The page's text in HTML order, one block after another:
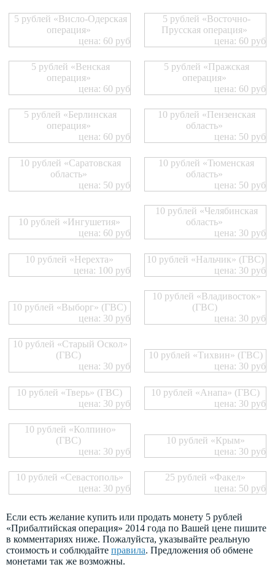
5 рублей «Висло-Одерская
операция»
цена: 60 руб
5 рублей «Восточно-
Прусская операция»
цена: 60 руб
5 рублей «Венская
операция»
цена: 60 руб
5 рублей «Пражская
операция»
цена: 60 руб
5 рублей «Берлинская
операция»
цена: 60 руб
10 рублей «Пензенская
область»
цена: 50 руб
10 рублей «Саратовская
область»
цена: 50 руб
10 рублей «Тюменская
область»
цена: 50 руб
10 рублей «Ингушетия»
цена: 60 руб
10 рублей «Челябинская
область»
цена: 30 руб
10 рублей «Нерехта»
цена: 100 руб
10 рублей «Нальчик» (ГВС)
цена: 30 руб
10 рублей «Выборг» (ГВС)
цена: 30 руб
10 рублей «Владивосток»
(ГВС)
цена: 30 руб
10 рублей «Старый Оскол»
(ГВС)
цена: 30 руб
10 рублей «Тихвин» (ГВС)
цена: 30 руб
10 рублей «Тверь» (ГВС)
цена: 30 руб
10 рублей «Анапа» (ГВС)
цена: 30 руб
10 рублей «Колпино»
(ГВС)
цена: 30 руб
10 рублей «Крым»
цена: 30 руб
10 рублей «Севастополь»
цена: 30 руб
25 рублей «Факел»
цена: 50 руб
Если есть желание купить или продать монету 5 рублей
«Прибалтийская операция» 2014 года по Вашей цене пишите
в комментариях ниже. Пожалуйста, указывайте реальную
стоимость и соблюдайте правила. Предложения об обмене
монетами так же возможны.